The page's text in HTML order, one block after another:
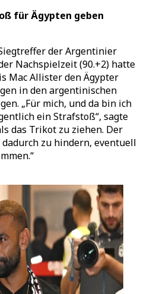
für Ägypten geben
der Argentinier
Nachspielzeit (90.+2) hatte
Mac Allister den Ägypter
in den argentinischen
„Für mich, und da bin ich
ein Strafstoß“, sagte
das Trikot zu ziehen. Der
zu hindern, eventuell
“